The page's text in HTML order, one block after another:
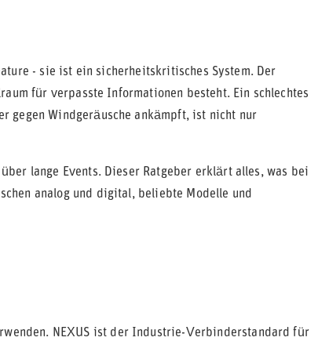
- sie ist ein sicherheitskritisches System. Der
für verpasste Informationen besteht. Ein schlechtes
gegen Windgeräusche ankämpft, ist nicht nur
lange Events. Dieser Ratgeber erklärt alles, was bei
analog und digital, beliebte Modelle und
NEXUS ist der Industrie-Verbinderstandard für